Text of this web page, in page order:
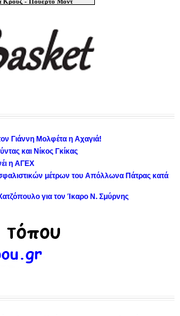
Γιάννη Μολφέτα η Αχαγιά!
και Νίκος Γκίκας
η ΑΓΕΧ
μέτρων του Απόλλωνα Πάτρας κατά
για τον Ίκαρο Ν. Σμύρνης